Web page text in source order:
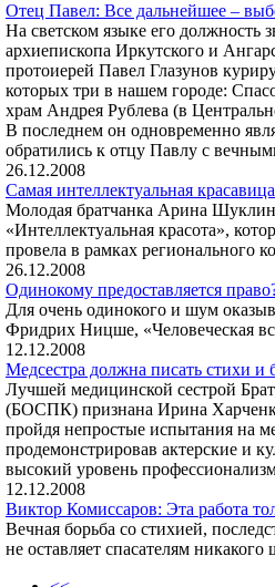
Отец Павел: Все дальнейшее –
На светском языке его должность
архиепископа Иркутского и
протоиерей Павел Глазунов
которых три в нашем городе:
храм Андрея Рублева (в
В последнем он одновременно
обратились к отцу Павлу с
26.12.2008
Самая интеллектуальная красавица
Молодая братчанка Арина
«Интеллектуальная красота»,
провела в рамках регионального
26.12.2008
Одинокому предоставляется
Для очень одинокого и шум
Фридрих Ницше, «Человеческая
12.12.2008
Медсестра должна писать стихи и
Лучшей медицинской сестрой
(БОСПК) признана Ирина
пройдя непростые испытания на
продемонстрировав актерские и
высокий уровень
12.12.2008
Виктор Комиссаров: Эта работа
Вечная борьба со стихией,
не оставляет спасателям никакого